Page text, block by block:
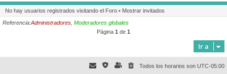
r
No hay usuarios registrados visitando el Foro • Mostrar invitados
Referencia:Administradores Moderadores globales
Página 1 de 1
Ir a
Todos los horarios son UTC-05:00